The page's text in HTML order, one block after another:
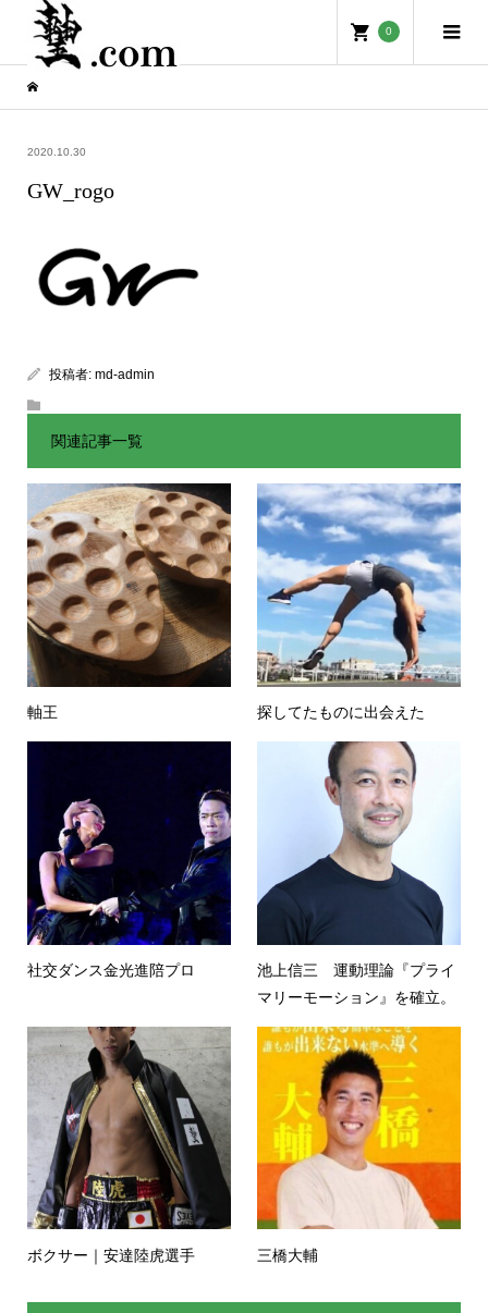
0
2020.10.30
GW_rogo
投稿者: md-admin
関連記事一覧
軸王 探してたものに出会えた
社交ダンス金光進陪プロ
池上信三 運動理論『プライ
マリーモーション』を確⽴。
ボクサー｜安達陸虎選手 三橋大輔